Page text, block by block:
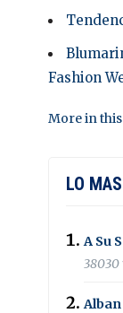
Fashion
More in
LO
A Su
38030